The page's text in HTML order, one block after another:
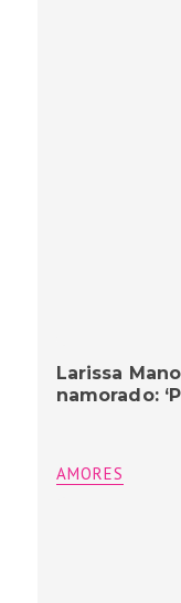
Larissa
namorado:
AMORES